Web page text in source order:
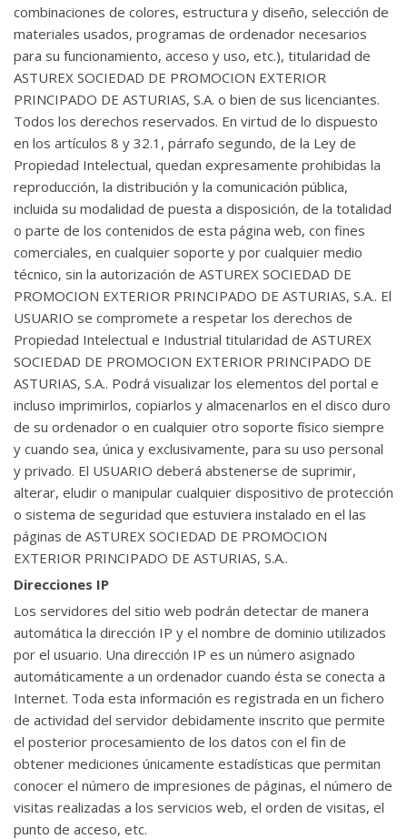
combinaciones de colores, estructura y diseño, selección de
materiales usados, programas de ordenador necesarios
para su funcionamiento, acceso y uso, etc.), titularidad de
ASTUREX SOCIEDAD DE PROMOCION EXTERIOR
PRINCIPADO DE ASTURIAS, S.A. o bien de sus licenciantes.
Todos los derechos reservados. En virtud de lo dispuesto
en los artículos 8 y 32.1, párrafo segundo, de la Ley de
Propiedad Intelectual, quedan expresamente prohibidas la
reproducción, la distribución y la comunicación pública,
incluida su modalidad de puesta a disposición, de la totalidad
o parte de los contenidos de esta página web, con fines
comerciales, en cualquier soporte y por cualquier medio
técnico, sin la autorización de ASTUREX SOCIEDAD DE
PROMOCION EXTERIOR PRINCIPADO DE ASTURIAS, S.A.. El
USUARIO se compromete a respetar los derechos de
Propiedad Intelectual e Industrial titularidad de ASTUREX
SOCIEDAD DE PROMOCION EXTERIOR PRINCIPADO DE
ASTURIAS, S.A.. Podrá visualizar los elementos del portal e
incluso imprimirlos, copiarlos y almacenarlos en el disco duro
de su ordenador o en cualquier otro soporte físico siempre
y cuando sea, única y exclusivamente, para su uso personal
y privado. El USUARIO deberá abstenerse de suprimir,
alterar, eludir o manipular cualquier dispositivo de protección
o sistema de seguridad que estuviera instalado en el las
páginas de ASTUREX SOCIEDAD DE PROMOCION
EXTERIOR PRINCIPADO DE ASTURIAS, S.A..
Direcciones IP
Los servidores del sitio web podrán detectar de manera
automática la dirección IP y el nombre de dominio utilizados
por el usuario. Una dirección IP es un número asignado
automáticamente a un ordenador cuando ésta se conecta a
Internet. Toda esta información es registrada en un fichero
de actividad del servidor debidamente inscrito que permite
el posterior procesamiento de los datos con el fin de
obtener mediciones únicamente estadísticas que permitan
conocer el número de impresiones de páginas, el número de
visitas realizadas a los servicios web, el orden de visitas, el
punto de acceso, etc.